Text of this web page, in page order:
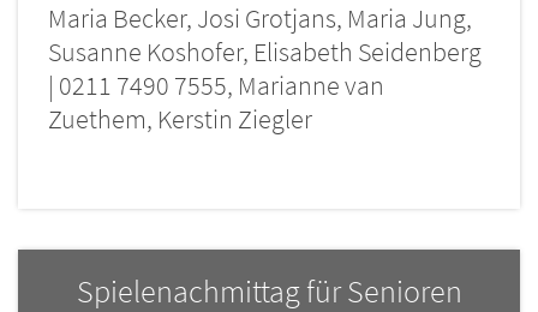
Maria Becker, Josi Grotjans, Maria Jung,
Susanne Koshofer, Elisabeth Seidenberg
| 0211 7490 7555, Marianne van
Zuethem, Kerstin Ziegler
Spielenachmittag für Senioren